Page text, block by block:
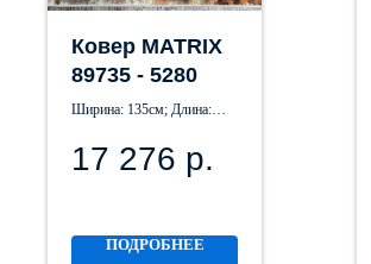
Ковер MATRIX
89735 - 5280
Ширина: 135см; Длина:
17 276 р.
ПОДРОБНЕЕ